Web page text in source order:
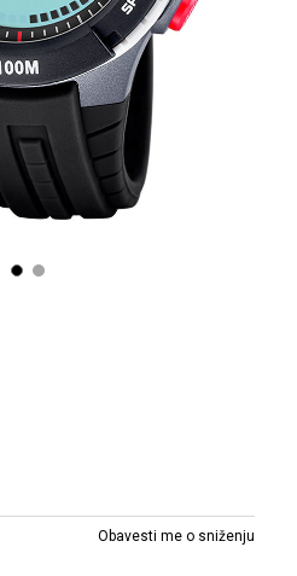
1 2
Obavesti me o sniženju